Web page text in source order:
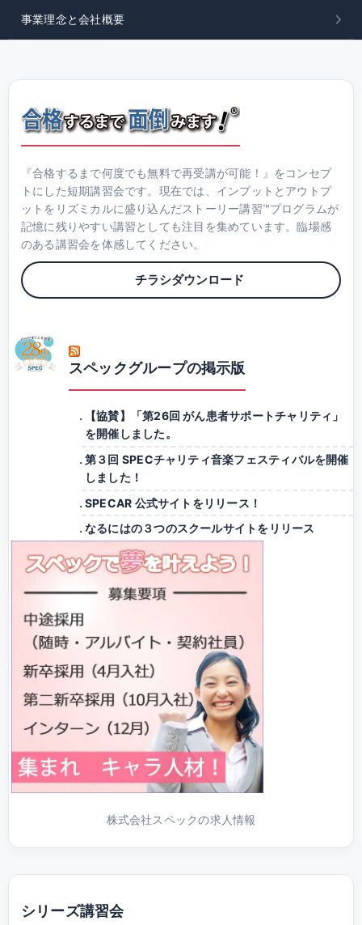
事業理念と会社概要
『合格するまで何度でも無料で再受講が可能！』をコンセプ
トにした短期講習会です。現在では、インプットとアウトプ
ットをリズミカルに盛り込んだストーリー講習™プログラムが
記憶に残りやすい講習としても注目を集めています。臨場感
のある講習会を体感してください。
チラシダウンロード
スペックグループの掲示版
【協賛】「第26回 がん患者サポートチャリティ」
を開催しました。
第３回 SPECチャリティ音楽フェスティバルを開催
しました！
SPECAR 公式サイトをリリース！
なるにはの３つのスクールサイトをリリース
株式会社スペックの求人情報
シリーズ講習会